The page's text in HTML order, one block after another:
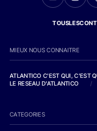
MIEUX NOUS CONNAITRE
ATLANTICO C'EST QUI, C'EST
LE RESEAU D'ATLANTICO
/
CATEGORIES